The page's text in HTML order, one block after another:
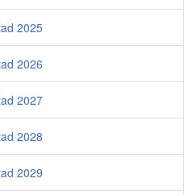
2025
2026
2027
2028
2029